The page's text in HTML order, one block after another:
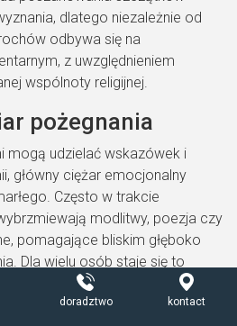
doradztwo kontact
dlatego niezależnie od
odbywa się na
z uwzględnieniem
wspólnoty religijnej.
pożegnania
mogą udzielać wskazówek i
główny ciężar emocjonalny
Często w trakcie
modlitwy, poezja czy
pomagające bliskim głęboko
Dla wielu osób staje się to
kamieniem milowym”,
ukochanego człowieka i